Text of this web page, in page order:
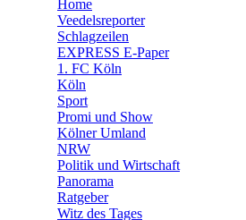
Home
Veedelsreporter
Schlagzeilen
EXPRESS E-Paper
1. FC Köln
Köln
Sport
Promi und Show
Kölner Umland
NRW
Politik und Wirtschaft
Panorama
Ratgeber
Witz des Tages